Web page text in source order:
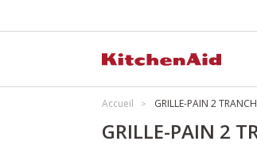
Accueil GRILLE-PAIN 2
GRILLE-PAIN 2